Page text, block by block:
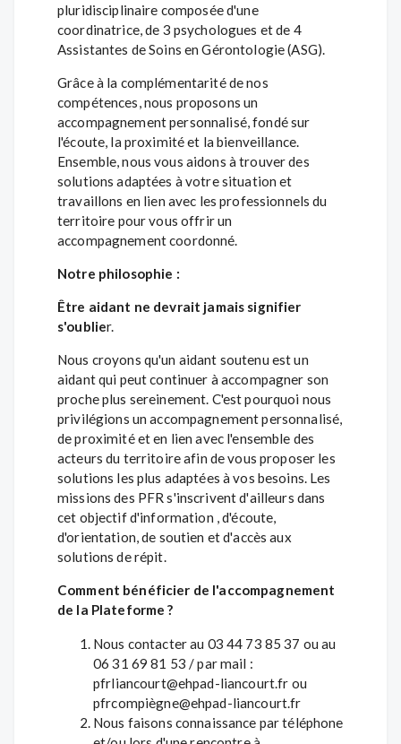
pluridisciplinaire composée d'une
coordinatrice, de 3 psychologues et de 4
Assistantes de Soins en Gérontologie (ASG).
Grâce à la complémentarité de nos
compétences, nous proposons un
accompagnement personnalisé, fondé sur
l'écoute, la proximité et la bienveillance.
Ensemble, nous vous aidons à trouver des
solutions adaptées à votre situation et
travaillons en lien avec les professionnels du
territoire pour vous offrir un
accompagnement coordonné.
Notre philosophie :
Être aidant ne devrait jamais signifier
s'oublier.
Nous croyons qu'un aidant soutenu est un
aidant qui peut continuer à accompagner son
proche plus sereinement. C'est pourquoi nous
privilégions un accompagnement personnalisé,
de proximité et en lien avec l'ensemble des
acteurs du territoire afin de vous proposer les
solutions les plus adaptées à vos besoins. Les
missions des PFR s'inscrivent d'ailleurs dans
cet objectif d'information , d'écoute,
d'orientation, de soutien et d'accès aux
solutions de répit.
Comment bénéficier de l'accompagnement
de la Plateforme ?
Nous contacter au 03 44 73 85 37 ou au
06 31 69 81 53 / par mail :
pfrliancourt@ehpad-liancourt.fr ou
pfrcompiègne@ehpad-liancourt.fr
Nous faisons connaissance par téléphone